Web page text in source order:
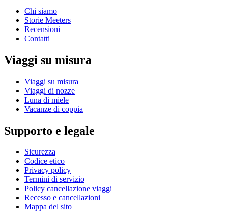
Chi siamo
Storie Meeters
Recensioni
Contatti
Viaggi su misura
Viaggi su misura
Viaggi di nozze
Luna di miele
Vacanze di coppia
Supporto e legale
Sicurezza
Codice etico
Privacy policy
Termini di servizio
Policy cancellazione viaggi
Recesso e cancellazioni
Mappa del sito